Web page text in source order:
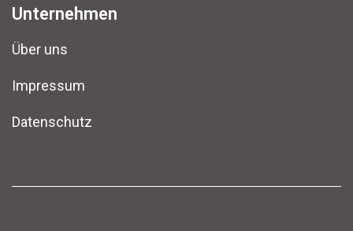
Unternehmen
Über uns
Impressum
Datenschutz